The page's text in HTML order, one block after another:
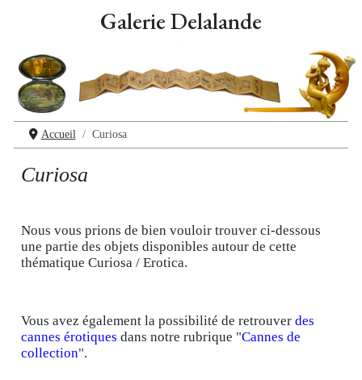
Galerie Delalande
Accueil Curiosa
Curiosa
Nous vous prions de bien vouloir trouver ci-dessous
une partie des objets disponibles autour de cette
thématique Curiosa / Erotica.
Vous avez également la possibilité de retrouver des
cannes érotiques dans notre rubrique "Cannes de
collection".